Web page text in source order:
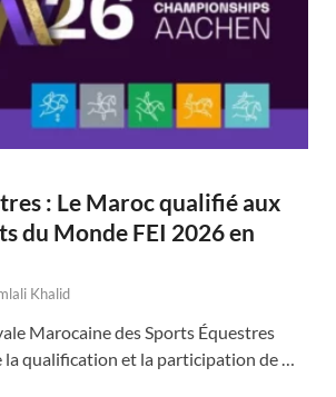
: Le Maroc qualifié aux
du Monde FEI 2026 en
Khalid
Marocaine des Sports Équestres
la qualification et la participation de …